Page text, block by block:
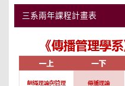
三系兩年課程計畫表